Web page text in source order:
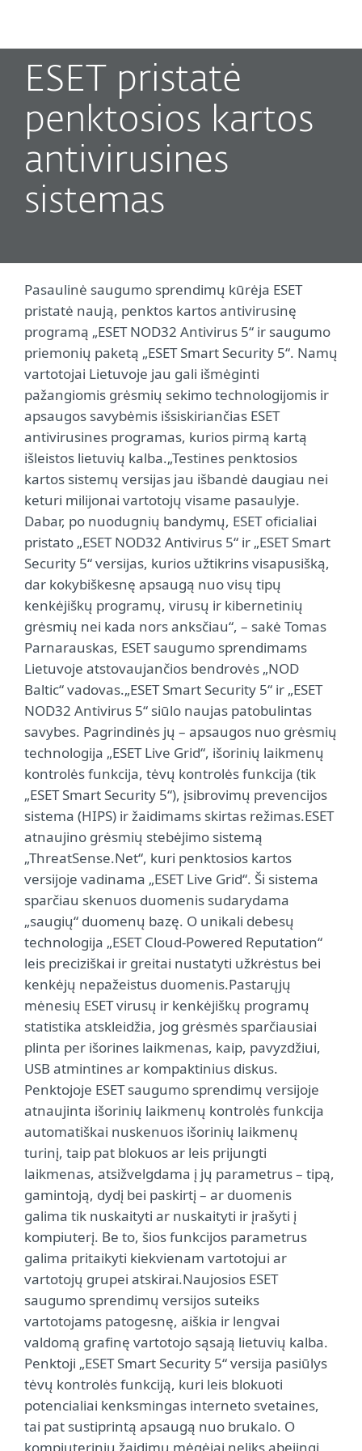
ESET pristatė
penktosios kartos
antivirusines
sistemas
Pasaulinė saugumo sprendimų kūrėja ESET
pristatė naują, penktos kartos antivirusinę
programą „ESET NOD32 Antivirus 5“ ir saugumo
priemonių paketą „ESET Smart Security 5“. Namų
vartotojai Lietuvoje jau gali išmėginti
pažangiomis grėsmių sekimo technologijomis ir
apsaugos savybėmis išsiskiriančias ESET
antivirusines programas, kurios pirmą kartą
išleistos lietuvių kalba.„Testines penktosios
kartos sistemų versijas jau išbandė daugiau nei
keturi milijonai vartotojų visame pasaulyje.
Dabar, po nuodugnių bandymų, ESET oficialiai
pristato „ESET NOD32 Antivirus 5“ ir „ESET Smart
Security 5“ versijas, kurios užtikrins visapusišką,
dar kokybiškesnę apsaugą nuo visų tipų
kenkėjiškų programų, virusų ir kibernetinių
grėsmių nei kada nors anksčiau“, – sakė Tomas
Parnarauskas, ESET saugumo sprendimams
Lietuvoje atstovaujančios bendrovės „NOD
Baltic“ vadovas.„ESET Smart Security 5“ ir „ESET
NOD32 Antivirus 5“ siūlo naujas patobulintas
savybes. Pagrindinės jų – apsaugos nuo grėsmių
technologija „ESET Live Grid“, išorinių laikmenų
kontrolės funkcija, tėvų kontrolės funkcija (tik
„ESET Smart Security 5“), įsibrovimų prevencijos
sistema (HIPS) ir žaidimams skirtas režimas.ESET
atnaujino grėsmių stebėjimo sistemą
„ThreatSense.Net“, kuri penktosios kartos
versijoje vadinama „ESET Live Grid“. Ši sistema
sparčiau skenuos duomenis sudarydama
„saugių“ duomenų bazę. O unikali debesų
technologija „ESET Cloud-Powered Reputation“
leis preciziškai ir greitai nustatyti užkrėstus bei
kenkėjų nepažeistus duomenis.Pastarųjų
mėnesių ESET virusų ir kenkėjiškų programų
statistika atskleidžia, jog grėsmės sparčiausiai
plinta per išorines laikmenas, kaip, pavyzdžiui,
USB atmintines ar kompaktinius diskus.
Penktojoje ESET saugumo sprendimų versijoje
atnaujinta išorinių laikmenų kontrolės funkcija
automatiškai nuskenuos išorinių laikmenų
turinį, taip pat blokuos ar leis prijungti
laikmenas, atsižvelgdama į jų parametrus – tipą,
gamintoją, dydį bei paskirtį – ar duomenis
galima tik nuskaityti ar nuskaityti ir įrašyti į
kompiuterį. Be to, šios funkcijos parametrus
galima pritaikyti kiekvienam vartotojui ar
vartotojų grupei atskirai.Naujosios ESET
saugumo sprendimų versijos suteiks
vartotojams patogesnę, aiškia ir lengvai
valdomą grafinę vartotojo sąsają lietuvių kalba.
Penktoji „ESET Smart Security 5“ versija pasiūlys
tėvų kontrolės funkciją, kuri leis blokuoti
potencialiai kenksmingas interneto svetaines,
tai pat sustiprintą apsaugą nuo brukalo. O